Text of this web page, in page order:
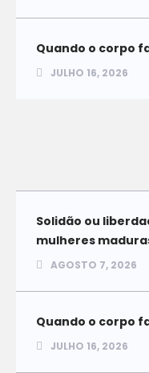
Quando o corpo
JULHO 16, 2026
Solidão ou
mulheres
AGOSTO 7, 2026
Quando o corpo
JULHO 16, 2026